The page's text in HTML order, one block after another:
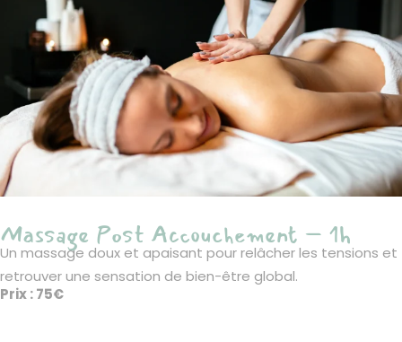
Massage Post Accouchement – 1h
Un massage doux et apaisant pour relâcher les tensions et
retrouver une sensation de bien-être global.
Prix : 75€